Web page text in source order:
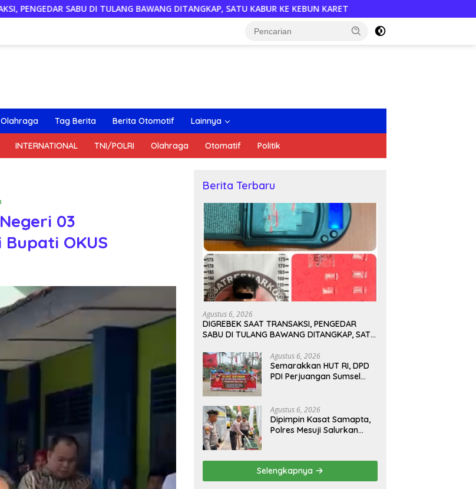
BAWANG DITANGKAP, SATU KABUR KE KEBUN KARET Semarakkan HUT RI, DPD PDI Perjuangan
Olahraga Tag Berita Berita Otomotif Lainnya
INTERNATIONAL TNI/POLRI Olahraga Otomatif Politik
03
OKUS
Berita Terbaru
Agustus 6, 2026
DIGREBEK SAAT TRANSAKSI, PENGEDAR
SABU DI TULANG BAWANG DITANGKAP, SATU
Agustus 6, 2026
Semarakkan HUT RI, DPD
PDI Perjuangan Sumsel
Agustus 6, 2026
Dipimpin Kasat Samapta,
Polres Mesuji Salurkan
Permai
Selengkapnya